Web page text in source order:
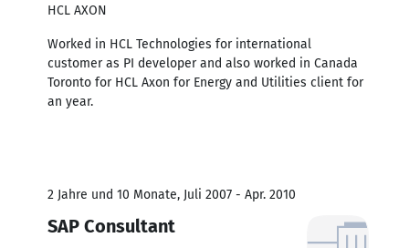
HCL AXON
Worked in HCL Technologies for international
customer as PI developer and also worked in Canada
Toronto for HCL Axon for Energy and Utilities client for
an year.
2 Jahre und 10 Monate, Juli 2007 - Apr. 2010
SAP Consultant